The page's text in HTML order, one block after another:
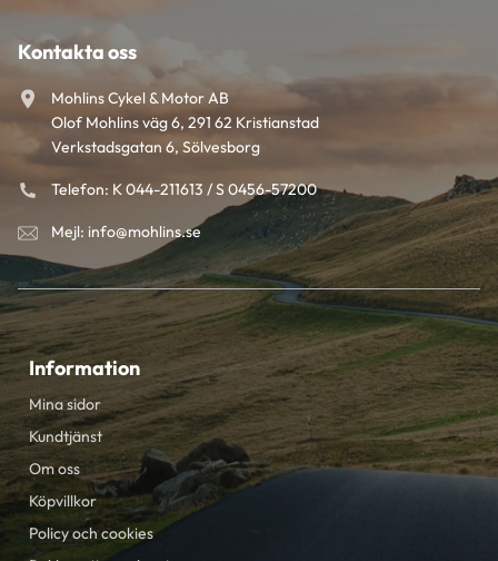
Kontakta oss
Mohlins Cykel & Motor AB
Olof Mohlins väg 6, 291 62 Kristianstad
Verkstadsgatan 6, Sölvesborg
Telefon: K 044-211613 / S 0456-57200
Mejl: info@mohlins.se
Information
Mina sidor
Kundtjänst
Om oss
Köpvillkor
Policy och cookies